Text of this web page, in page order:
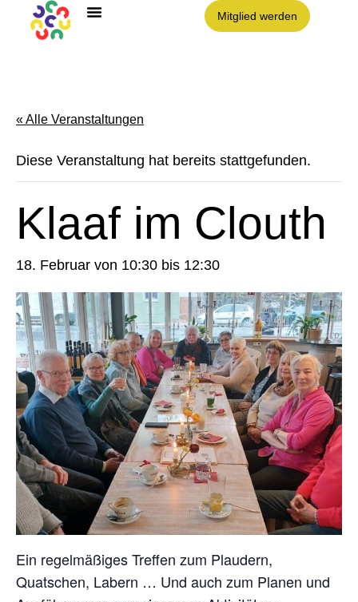
Mitglied werden
« Alle Veranstaltungen
Diese Veranstaltung hat bereits stattgefunden.
Klaaf im Clouth
18. Februar von 10:30 bis 12:30
Ein regelmäßiges Treffen zum Plaudern,
Quatschen, Labern … Und auch zum Planen und